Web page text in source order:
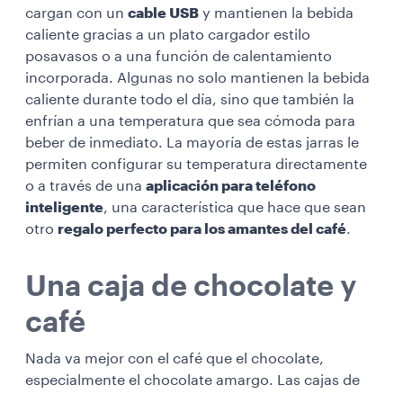
cargan con un cable USB y mantienen la bebida
caliente gracias a un plato cargador estilo
posavasos o a una función de calentamiento
incorporada. Algunas no solo mantienen la bebida
caliente durante todo el día, sino que también la
enfrían a una temperatura que sea cómoda para
beber de inmediato. La mayoría de estas jarras le
permiten configurar su temperatura directamente
o a través de una aplicación para teléfono
inteligente, una característica que hace que sean
otro regalo perfecto para los amantes del café.
Una caja de chocolate y
café
Nada va mejor con el café que el chocolate,
especialmente el chocolate amargo. Las cajas de